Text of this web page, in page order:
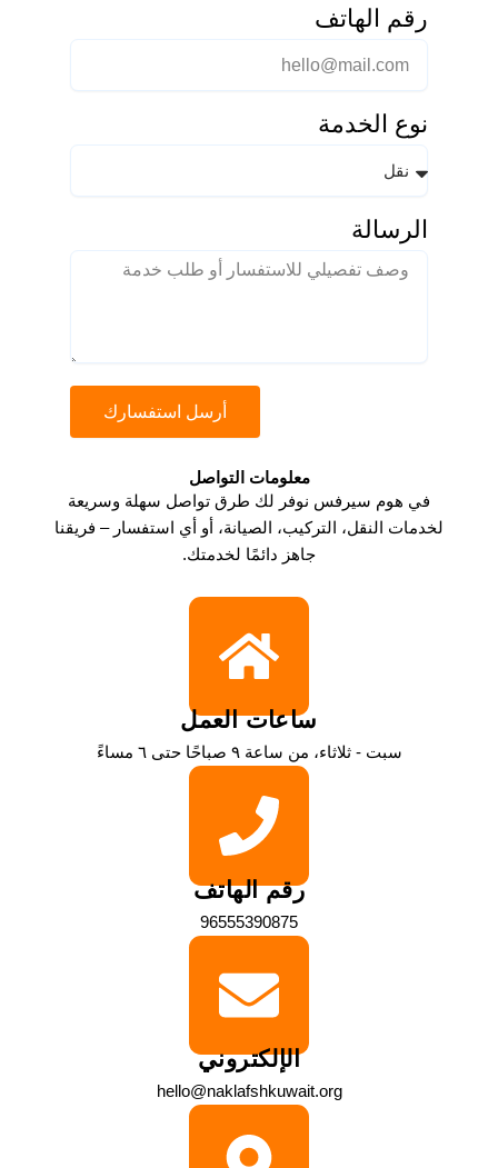
رقم الهاتف
نوع الخدمة
الرسالة
أرسل استفسارك
معلومات التواصل​
في هوم سيرفس نوفر لك طرق تواصل سهلة وسريعة
لخدمات النقل، التركيب، الصيانة، أو أي استفسار – فريقنا
جاهز دائمًا لخدمتك.
ساعات العمل
سبت - ثلاثاء، من ساعة ٩ صباحًا حتى ٦ مساءً
رقم الهاتف
96555390875
الإلكتروني
hello@naklafshkuwait.org